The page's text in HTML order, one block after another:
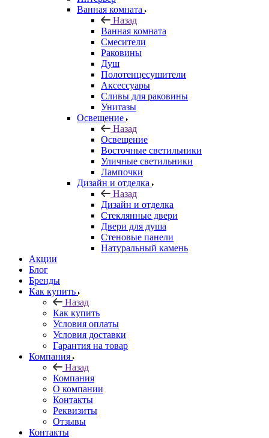
Ванная комната
Назад
Ванная комната
Смесители
Раковины
Душ
Полотенцесушители
Аксессуары
Сливы для раковины
Унитазы
Освещение
Назад
Освещение
Восточные светильники
Уличные светильники
Лампочки
Дизайн и отделка
Назад
Дизайн и отделка
Стеклянные двери
Двери для душа
Стеновые панели
Натуральный камень
Акции
Блог
Бренды
Как купить
Назад
Как купить
Условия оплаты
Условия доставки
Гарантия на товар
Компания
Назад
Компания
О компании
Контакты
Реквизиты
Отзывы
Контакты